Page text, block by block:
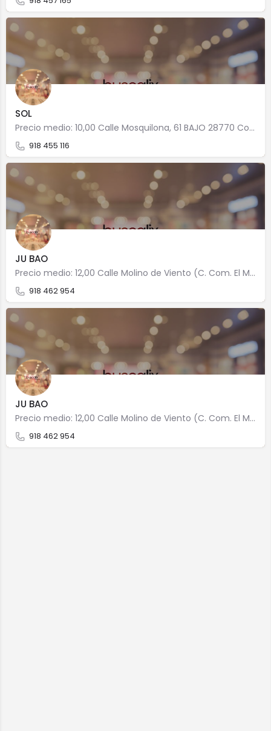
SOL
Precio medio: 10,00 Calle Mosquilona, 61 BAJO 28770 Colmenar Viejo
918 455 116
JU BAO
Precio medio: 12,00 Calle Molino de Viento (C. Com. El Mirador), 31-33 LOCAL 28770 Colmenar Viejo
918 462 954
JU BAO
Precio medio: 12,00 Calle Molino de Viento (C. Com. El Mirador), 31-33 LOCAL 28770 Colmenar Viejo
918 462 954